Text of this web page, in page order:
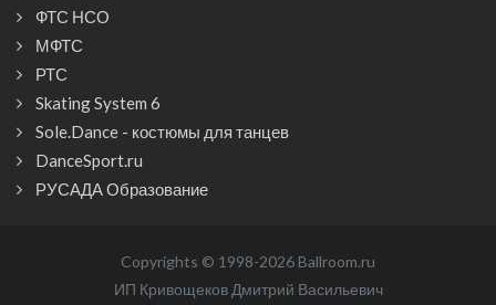
ФТС НСО
МФТС
РТС
Skating System 6
Sole.Dance - костюмы для танцев
DanceSport.ru
РУСАДА Образование
Copyrights © 1998-2026 Ballroom.ru
ИП Кривощеков Дмитрий Васильевич